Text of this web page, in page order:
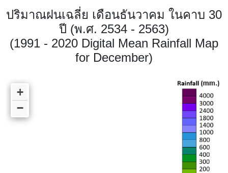
ปริมาณฝนเฉลี่ย เดือนธันวาคม ในคาบ 30
ปี (พ.ศ. 2534 - 2563)
(1991 - 2020 Digital Mean Rainfall Map
for December)